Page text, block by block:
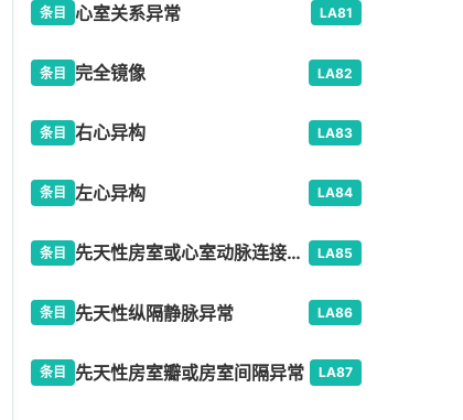
条目 心室关系异常 LA81
条目 完全镜像 LA82
条目 右心异构 LA83
条目 左心异构 LA84
条目 先天性房室或心室动脉连接异常 LA85
条目 先天性纵隔静脉异常 LA86
条目 先天性房室瓣或房室间隔异常 LA87